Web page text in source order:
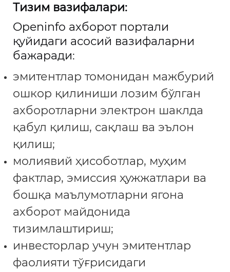
Тизим вазифалари:
Openinfo ахборот портали
қуйидаги асосий вазифаларни
бажаради:
эмитентлар томонидан мажбурий
ошкор қилиниши лозим бўлган
ахборотларни электрон шаклда
қабул қилиш, сақлаш ва эълон
қилиш;
молиявий ҳисоботлар, муҳим
фактлар, эмиссия ҳужжатлари ва
бошқа маълумотларни ягона
ахборот майдонида
тизимлаштириш;
инвесторлар учун эмитентлар
фаолияти тўғрисидаги